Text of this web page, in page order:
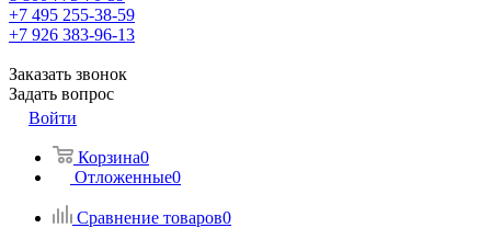
+7 495 255-38-59
+7 926 383-96-13
Заказать звонок
Задать вопрос
Войти
Корзина0
Отложенные0
Сравнение товаров0